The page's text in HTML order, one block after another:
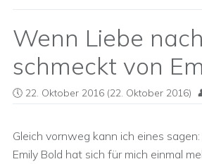
Wenn Liebe
schmeckt von
22. Oktober 2016 (22. Oktober 2016)
Gleich vornweg kann ich eines
Emily Bold hat sich für mich einmal